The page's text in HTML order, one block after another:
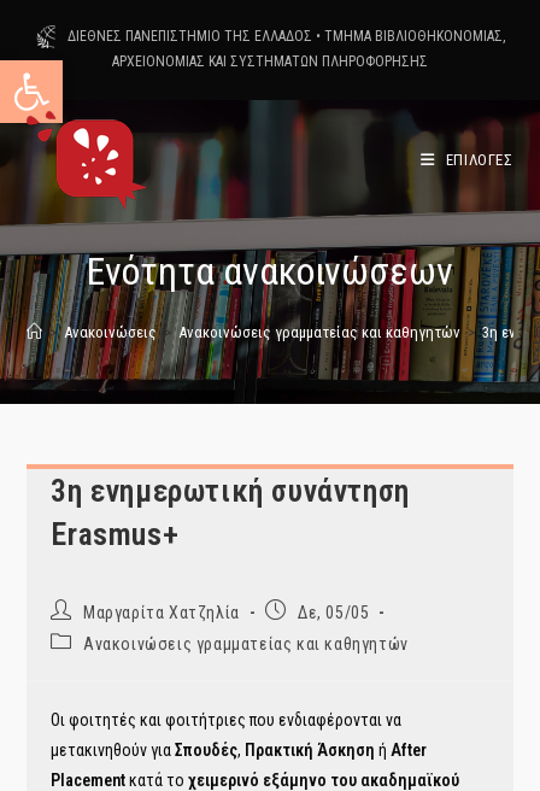
Ανοίξτε τη γραμμή εργαλείων
content
ΔΙΕΘΝΕΣ ΠΑΝΕΠΙΣΤΗΜΙΟ ΤΗΣ ΕΛΛΑΔΟΣ • ΤΜΗΜΑ ΒΙΒΛΙΟΘΗΚΟΝΟΜΙΑΣ,
ΑΡΧΕΙΟΝΟΜΙΑΣ ΚΑΙ ΣΥΣΤΗΜΑΤΩΝ ΠΛΗΡΟΦΟΡΗΣΗΣ
ΕΠΙΛΟΓΕΣ
Ενότητα ανακοινώσεων
> Ανακοινώσεις > Ανακοινώσεις γραμματείας και καθηγητών > 3η
3η ενημερωτική συνάντηση
Erasmus+
Post
author:
Μαργαρίτα Χατζηλία
PostΔε, 05/05
PostΑνακοινώσεις γραμματείας και καθηγητών
Οι φοιτητές και φοιτήτριες που ενδιαφέρονται να
μετακινηθούν γιαΣπουδές, Πρακτική Άσκηση ή After
Placementκατά τοχειμερινό εξάμηνο του ακαδημαϊκού